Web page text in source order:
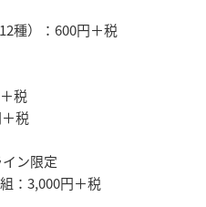
種）：600円＋税
税
税
ン限定
：3,000円＋税